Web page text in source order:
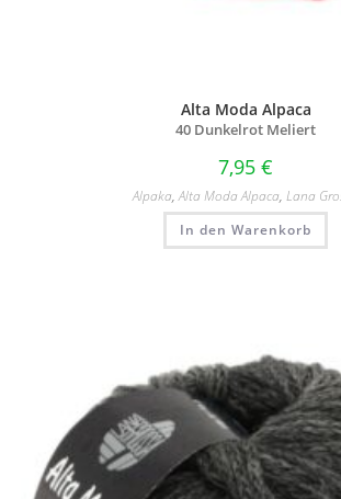
Alta Moda Alpaca
40 Dunkelrot Meliert
7,95 €
Alpaka,Alta Moda Alpaca, Lana
In den Warenkorb